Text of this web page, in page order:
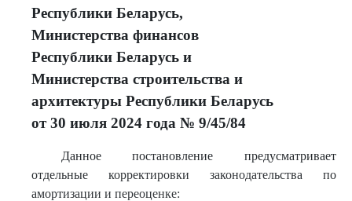
Республики Беларусь,
Министерства финансов
Республики Беларусь и
Министерства строительства и
архитектуры Республики Беларусь
от 30 июля 2024 года № 9/45/84
Данное постановление предусматривает
отдельные корректировки законодательства по
амортизации и переоценке: